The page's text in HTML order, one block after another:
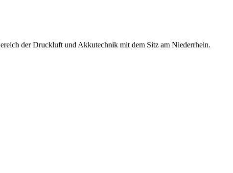
der Druckluft und Akkutechnik mit dem Sitz am Niederrhein.